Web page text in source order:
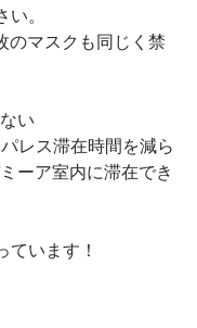
。
のマスクも同じく禁
い
レス滞在時間を減ら
ーア室内に滞在でき
います！